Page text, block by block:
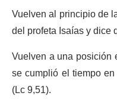
Vuelven al principio de
del profeta Isaías y dice
Vuelven a una
se cumplió el tiempo
(Lc 9,51).